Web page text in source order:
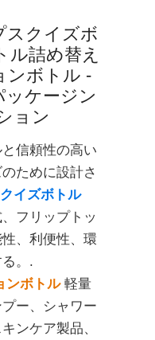
スクイズボ
ル詰め替え
ンボトル -
ッケージン
ョン
信頼性の高い
ために設計さ
イズボトル
フリップトッ
、利便性、環
。.
ンボトル軽量
ー、シャワー
ンケア製品、